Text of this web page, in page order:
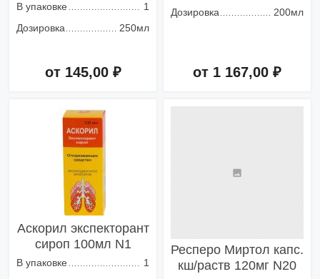
В упаковке
1
Дозировка
250мл
от 145,00 ₽
Дозировка
200мл
от 1 167,00 ₽
Аскорил экспекторант
сироп 100мл N1
В упаковке
1
Респеро Миртол капс.
кш/раств 120мг N20